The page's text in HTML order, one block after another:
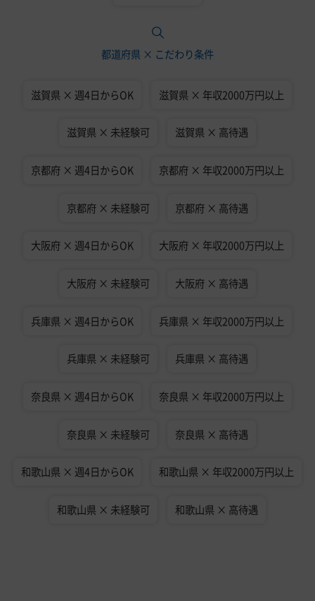
都道府県 × こだわり条件
滋賀県 × 週4日からOK 滋賀県 × 年収2000万円以上
滋賀県 × 未経験可 滋賀県 × 高待遇
京都府 × 週4日からOK 京都府 × 年収2000万円以上
京都府 × 未経験可 京都府 × 高待遇
大阪府 × 週4日からOK 大阪府 × 年収2000万円以上
大阪府 × 未経験可 大阪府 × 高待遇
兵庫県 × 週4日からOK 兵庫県 × 年収2000万円以上
兵庫県 × 未経験可 兵庫県 × 高待遇
奈良県 × 週4日からOK 奈良県 × 年収2000万円以上
奈良県 × 未経験可 奈良県 × 高待遇
和歌山県 × 週4日からOK 和歌山県 × 年収2000万円以上
和歌山県 × 未経験可 和歌山県 × 高待遇